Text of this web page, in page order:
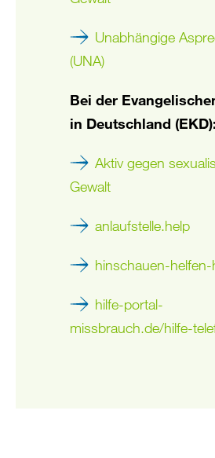
Unabhängige
(UNA)
Bei der
in Deutschland (EKD):
Aktiv gegen
Gewalt
anlaufstelle.help
hinschauen-
hilfe-portal-
missbrauch.de/hilfe-